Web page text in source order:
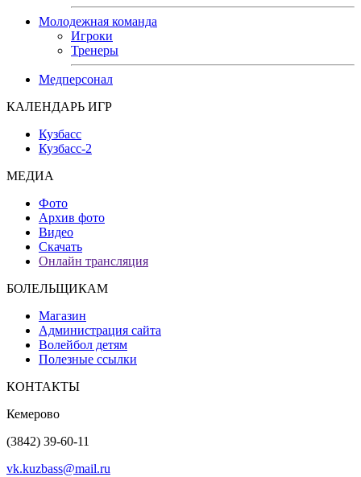
Молодежная команда
Игроки
Тренеры
Медперсонал
КАЛЕНДАРЬ ИГР
Кузбасс
Кузбасс-2
МЕДИА
Фото
Архив фото
Видео
Скачать
Онлайн трансляция
БОЛЕЛЬЩИКАМ
Магазин
Администрация сайта
Волейбол детям
Полезные ссылки
КОНТАКТЫ
Кемерово
(3842) 39-60-11
vk.kuzbass@mail.ru